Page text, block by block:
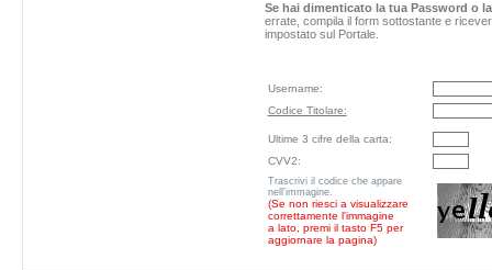
Se hai dimenticato la tua Password o
errate, compila il form sottostante e
impostato sul Portale.
Username:
Codice Titolare:
Ultime 3 cifre della carta:
CVV2:
Trascrivi il codice che appare
nell'immagine.
(Se non riesci a visualizzare
correttamente l'immagine
a lato, premi il tasto F5 per
aggiornare la pagina)